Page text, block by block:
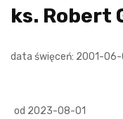
ks. Robert
data święceń: 2001-
od 2023-08-01